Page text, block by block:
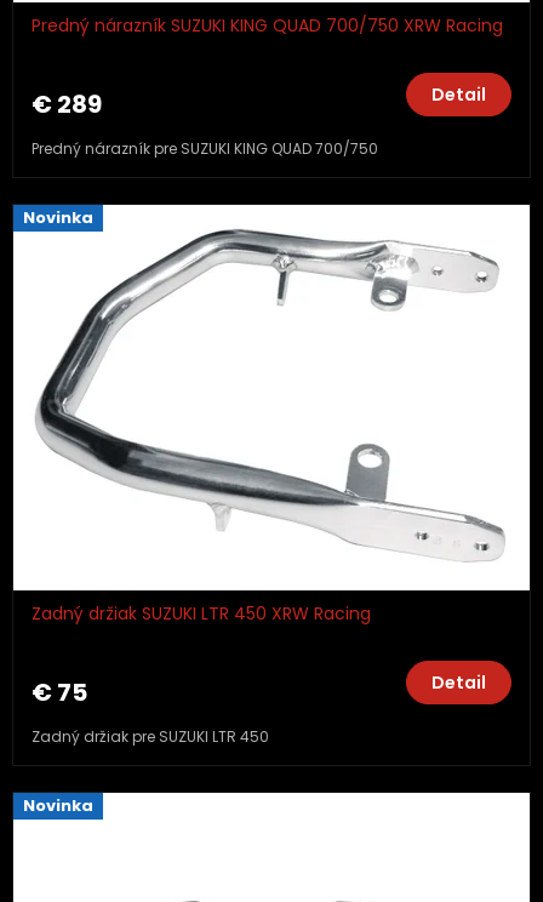
Predný nárazník SUZUKI KING QUAD 700/750 XRW Racing
€ 289 Detail
Predný nárazník pre SUZUKI KING QUAD 700/750
Novinka
Zadný držiak SUZUKI LTR 450 XRW Racing
€ 75 Detail
Zadný držiak pre SUZUKI LTR 450
Novinka